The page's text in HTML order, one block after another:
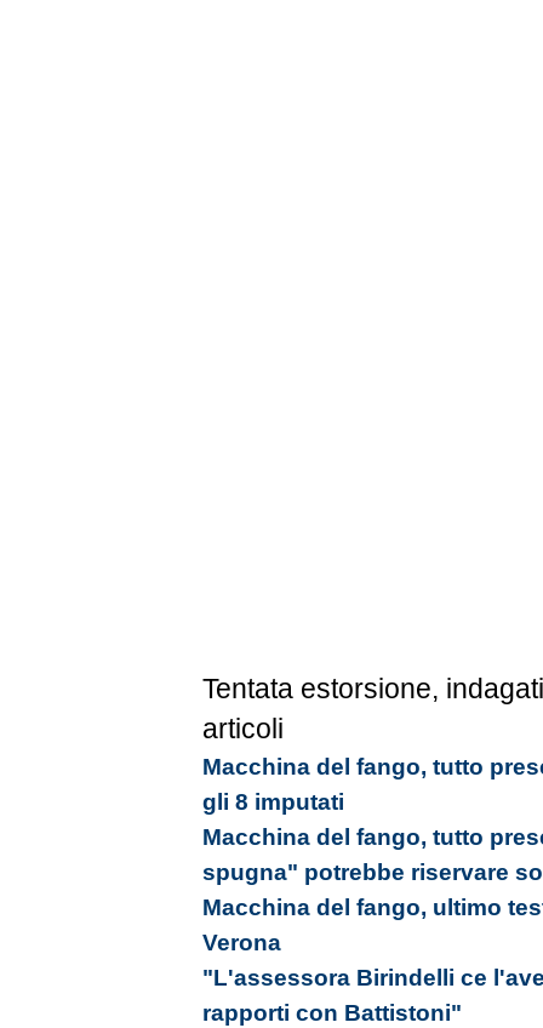
Tentata estorsione,
articoli
Macchina del fango, tutto
gli 8 imputati
Macchina del fango, tutto
spugna" potrebbe riservare
Macchina del fango, ultimo
Verona
"L'assessora Birindelli ce
rapporti con Battistoni"